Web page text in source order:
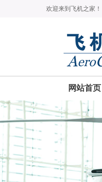
欢迎来到飞机之家！
网站首页